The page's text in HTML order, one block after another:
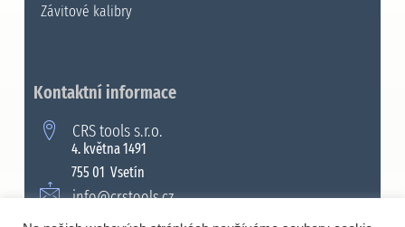
Závitové kalibry
Kontaktní informace
CRS tools s.r.o.
4. května 1491
755 01 Vsetín
info@crstools.cz
+420 571 990 315